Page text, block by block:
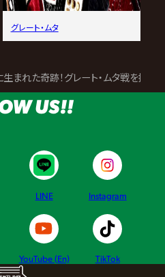
グレート・ムタ
生まれた奇跡！グレート・ムタ戦を控
US!!
LINE Instagram
YouTube (En) TikTok